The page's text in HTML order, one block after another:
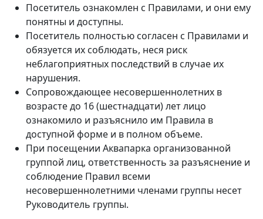
Посетитель ознакомлен с Правилами, и они ему
понятны и доступны.
Посетитель полностью согласен с Правилами и
обязуется их соблюдать, неся риск
неблагоприятных последствий в случае их
нарушения.
Сопровождающее несовершеннолетних в
возрасте до 16 (шестнадцати) лет лицо
ознакомило и разъяснило им Правила в
доступной форме и в полном объеме.
При посещении Аквапарка организованной
группой лиц, ответственность за разъяснение и
соблюдение Правил всеми
несовершеннолетними членами группы несет
Руководитель группы.